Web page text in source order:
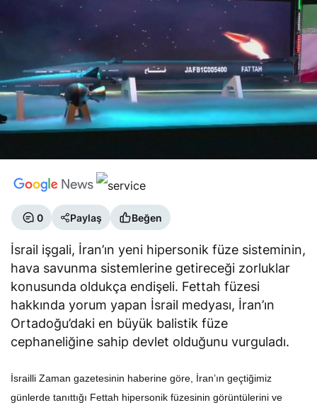
0 Paylaş Beğen
İsrail işgali, İran’ın yeni hipersonik füze sisteminin,
hava savunma sistemlerine getireceği zorluklar
konusunda oldukça endişeli. Fettah füzesi
hakkında yorum yapan İsrail medyası, İran’ın
Ortadoğu’daki en büyük balistik füze
cephaneliğine sahip devlet olduğunu vurguladı.
İsrailli Zaman gazetesinin haberine göre, İran’ın geçtiğimiz
günlerde tanıttığı Fettah hipersonik füzesinin görüntülerini ve